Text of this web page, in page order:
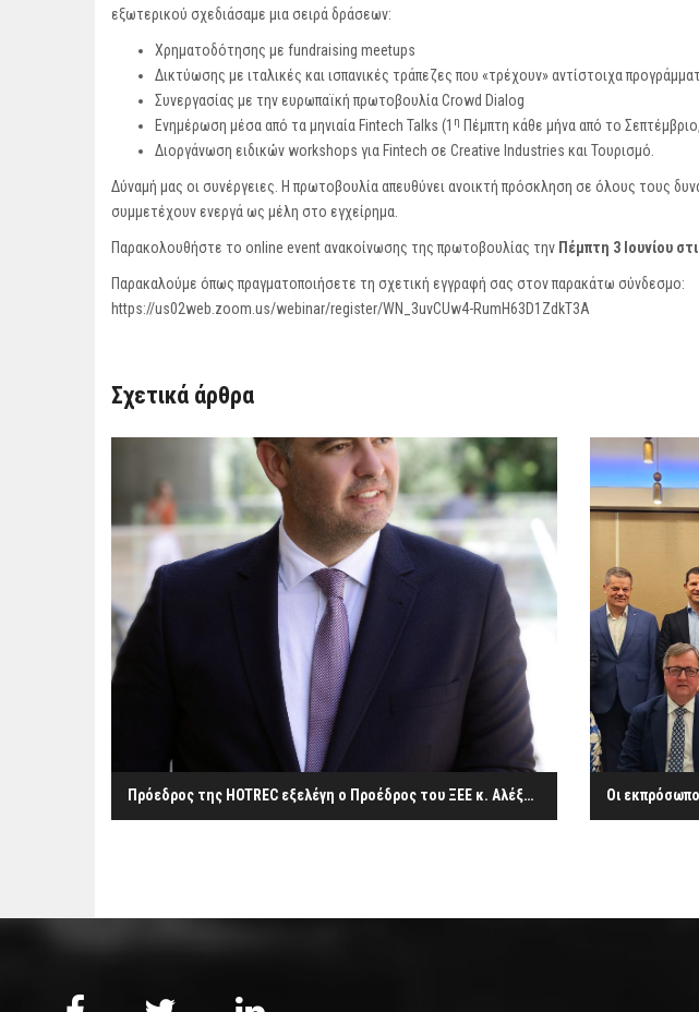
εξωτερικού σχεδιάσαμε μια σειρά δράσεων:
Χρηματοδότησης με fundraising meetups
Δικτύωσης με ιταλικές και ισπανικές τράπεζες που «τρέχουν» αντίστοιχα
Συνεργασίας με την ευρωπαϊκή πρωτοβουλία Crowd Dialog
Ενημέρωση μέσα από τα μηνιαία Fintech Talks (1 η Πέμπτη κάθε μήνα από το
Διοργάνωση ειδικών workshops για Fintech σε Creative Industries και Τουρισμό.
Δύναμή μας οι συνέργειες. Η πρωτοβουλία απευθύνει ανοικτή πρόσκληση σε όλους τους
συμμετέχουν ενεργά ως μέλη στο εγχείρημα.
Παρακολουθήστε το online event ανακοίνωσης της πρωτοβουλίας την Πέμπτη 3 Ιουνίου
Παρακαλούμε όπως πραγματοποιήσετε τη σχετική εγγραφή σας στον παρακάτω σύνδεσμο:
https://us02web.zoom.us/webinar/register/WN_3uvCUw4-RumH63D1ZdkT3A
Σχετικά άρθρα
Πρόεδρος της HOTREC εξελέγη ο Προέδρος του ΞΕΕ κ. Αλέξανδρος Βασιλικός